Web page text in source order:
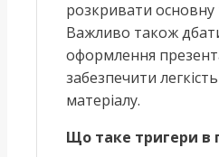
розкривати основну
Важливо також
оформлення
забезпечити
матеріалу.
Що таке тригери в